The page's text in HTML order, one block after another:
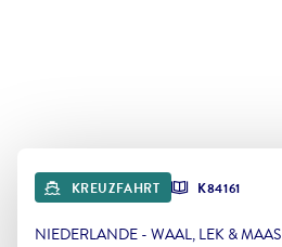
KREUZFAHRT K84161
NIEDERLANDE - WAAL, LEK & MAAS